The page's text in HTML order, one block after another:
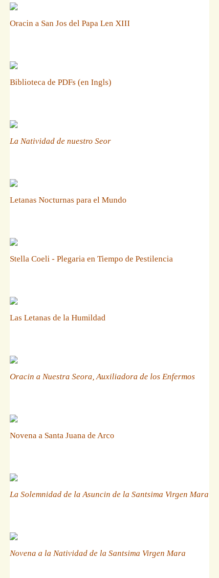
Oracin a San Jos del Papa Len XIII
Biblioteca de PDFs (en Ingls)
La Natividad de nuestro Seor
Letanas Nocturnas para el Mundo
Stella Coeli - Plegaria en Tiempo de Pestilencia
Las Letanas de la Humildad
Oracin a Nuestra Seora, Auxiliadora de los Enfermos
Novena a Santa Juana de Arco
La Solemnidad de la Asuncin de la Santsima Virgen Mara
Novena a la Natividad de la Santsima Virgen Mara